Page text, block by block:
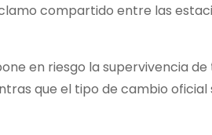
compartido entre las
en riesgo la supervivencia
que el tipo de cambio oficial